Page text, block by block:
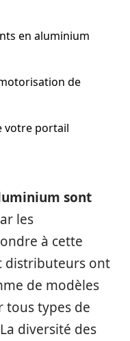
en aluminium
de
votre portail
sont
les
à cette
distributeurs ont
de modèles
types de
diversité des